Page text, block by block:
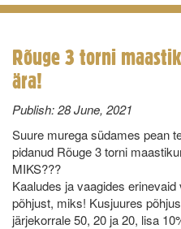
Rõuge 3 torni
ära!
Publish:28 June, 2021
Suure murega südames pean
pidanud Rõuge 3 torni
MIKS???
Kaaludes ja vaagides
põhjust, miks! Kusjuures
järjekorrale 50, 20 ja 20, lisa